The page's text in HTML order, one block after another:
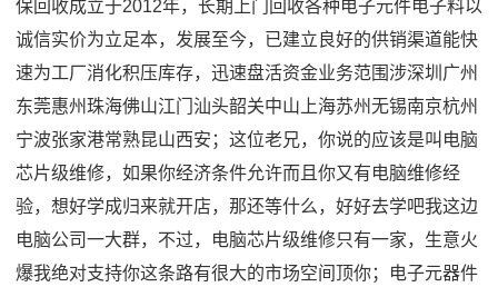
保回收成立于2012年，长期上门回收各种电子元件电子料以
诚信实价为立足本，发展至今，已建立良好的供销渠道能快
速为工厂消化积压库存，迅速盘活资金业务范围涉深圳广州
东莞惠州珠海佛山江门汕头韶关中山上海苏州无锡南京杭州
宁波张家港常熟昆山西安；这位老兄，你说的应该是叫电脑
芯片级维修，如果你经济条件允许而且你又有电脑维修经
验，想好学成归来就开店，那还等什么，好好去学吧我这边
电脑公司一大群，不过，电脑芯片级维修只有一家，生意火
爆我绝对支持你这条路有很大的市场空间顶你；电子元器件